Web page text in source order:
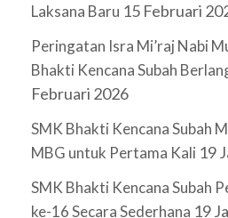
Laksana Baru 15 Februari
Peringatan Isra Mi’raj Nabi
Bhakti Kencana Subah
Februari 2026
SMK Bhakti Kencana Subah
MBG untuk Pertama Kali 19
SMK Bhakti Kencana Subah
ke-16 Secara Sederhana 19